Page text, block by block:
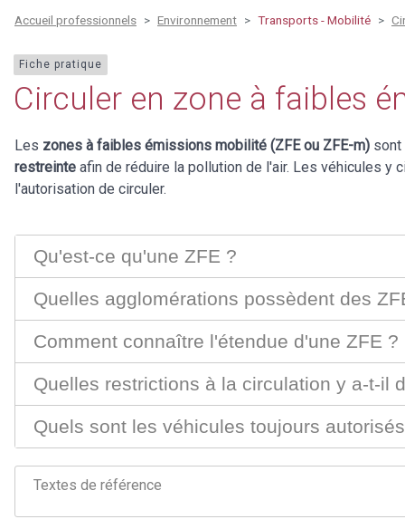
Accueil professionnels Environnement Transports - Mobilité
Fiche pratique
Circuler en zone à faibles
Les zones à faibles émissions mobilité (ZFE ou ZFE-m)
restreinte afin de réduire la pollution de l'air. Les véhicules y
l'autorisation de circuler.
Qu'est-ce qu'une ZFE ?
Quelles agglomérations possèdent des
Comment connaître l'étendue d'une ZFE ?
Quelles restrictions à la circulation y a-t-il
Quels sont les véhicules toujours
Textes de référence